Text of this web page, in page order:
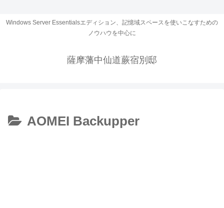
Windows Server Essentialsエディション、記憶域スペースを使いこなすための
ノウハウを中心に
薩摩藩中仙道蕨宿別邸
AOMEI Backupper